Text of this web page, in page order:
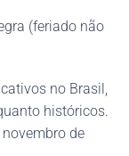
(feriado não
no Brasil,
históricos.
de